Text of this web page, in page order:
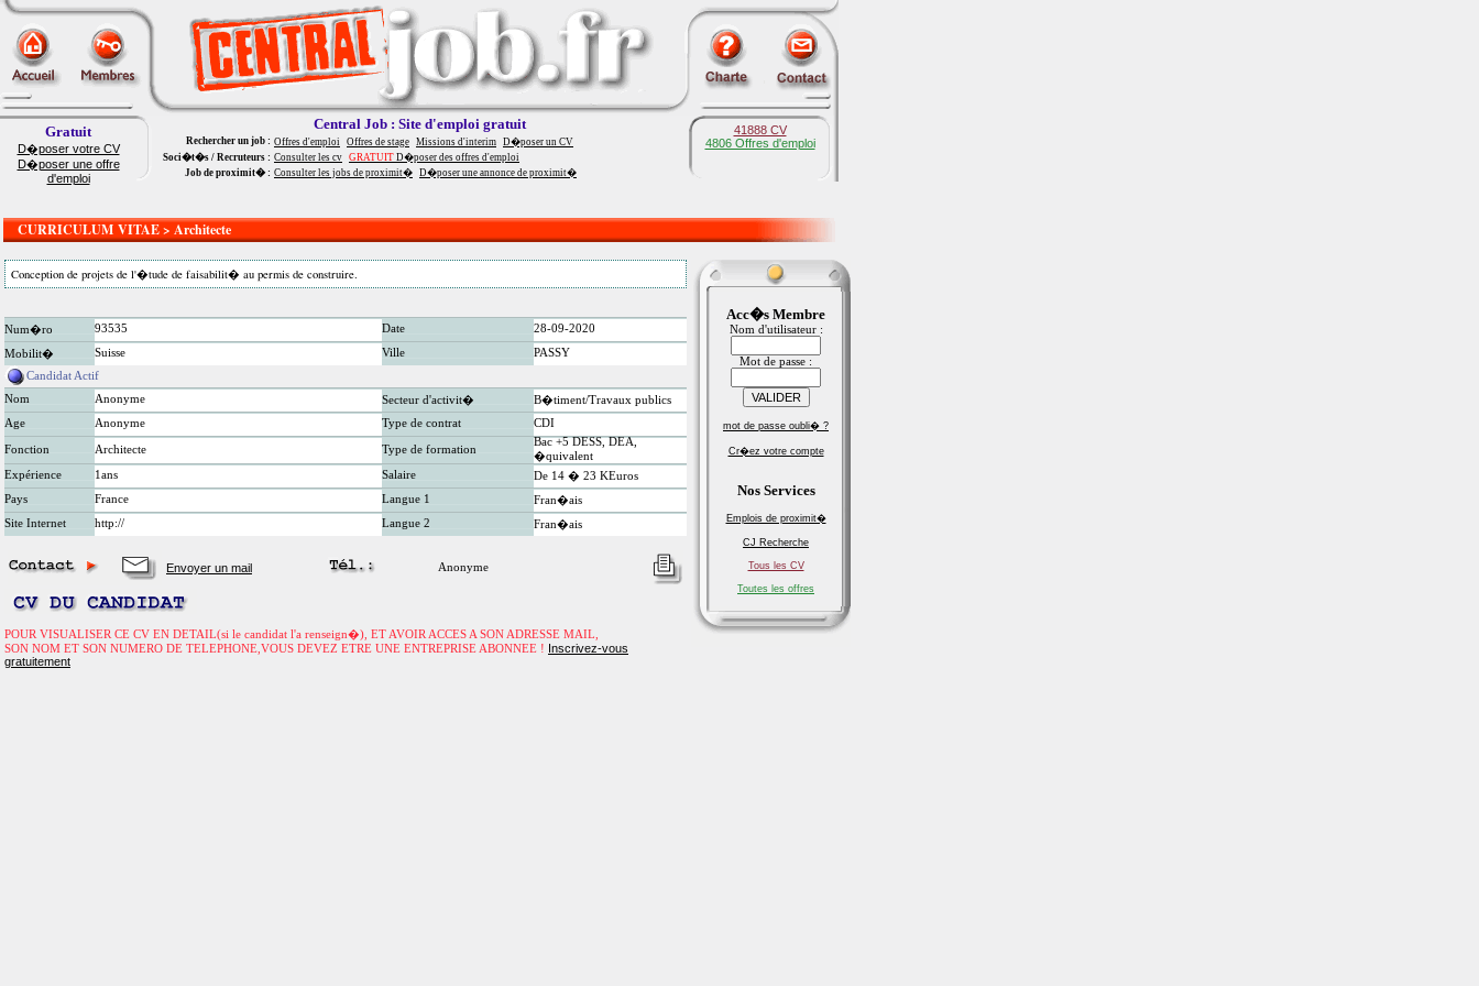
Gratuit
D�poser votre CV
D�poser une offre
d'emploi
Central Job : Site d'emploi gratuit
Rechercher un job : Offres d'emploi Offres de stage Missions d'interim D�poser un CV
Soci�t�s / Recruteurs : Consulter les cv GRATUIT D�poser des offres d'emploi
Job de proximit� : Consulter les jobs de proximit� D�poser une annonce de proximit�
41888 CV
4806 Offres d'emploi
CURRICULUM VITAE > Architecte
Conception de projets de l'�tude de faisabilit� au permis de construire.
Num�ro 93535 Date 28-09-2020
Mobilit� Suisse Ville
PASSY
Candidat Actif
Nom
Anonyme Secteur d'activit�
B�timent/Travaux publics
Age
Anonyme Type de contrat CDI
Fonction Architecte Type de formation
Bac +5 DESS, DEA,
�quivalent
Expérience
1ans Salaire
De 14 � 23 KEuros
Pays
France Langue 1
Fran�ais
Site Internet
http:// Langue 2 Fran�ais
Envoyer un mail Anonyme
POUR VISUALISER CE CV EN DETAIL(si le candidat l'a renseign�), ET AVOIR ACCES A SON ADRESSE MAIL,
SON NOM ET SON NUMERO DE TELEPHONE,VOUS DEVEZ ETRE UNE ENTREPRISE ABONNEE !
Inscrivez-vous
gratuitement
Acc�s Membre
Nom d'utilisateur :
Mot de passe :
mot de passe oubli� ?
Cr�ez votre compte
Nos Services
Emplois de proximit�
CJ Recherche
Tous les CV
Toutes les offres